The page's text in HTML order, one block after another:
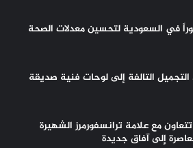
في السعودية لتحسين معدلات الصحة
التالفة إلى لوحات فنية صديقة
مع علامة ترانسفورمرز الشهيرة
إلى آفاق جديدة